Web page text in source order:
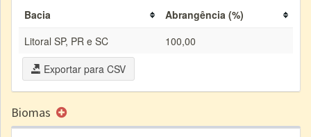
Bacia
Abrangência (%)
Litoral SP, PR e SC
100,00
Exportar para CSV
Biomas